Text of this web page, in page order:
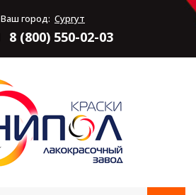
Ваш город: Сургут
8 (800) 550-02-03